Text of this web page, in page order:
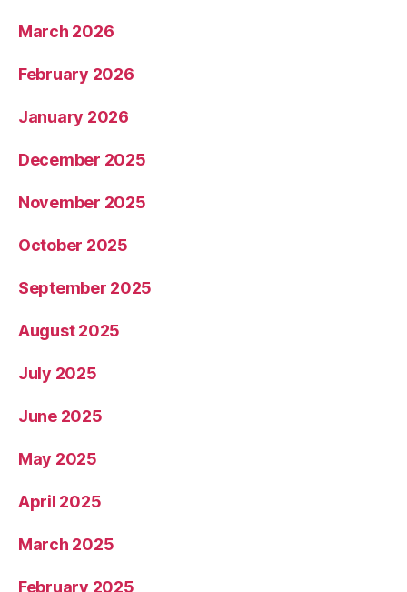
March 2026
February 2026
January 2026
December 2025
November 2025
October 2025
September 2025
August 2025
July 2025
June 2025
May 2025
April 2025
March 2025
February 2025